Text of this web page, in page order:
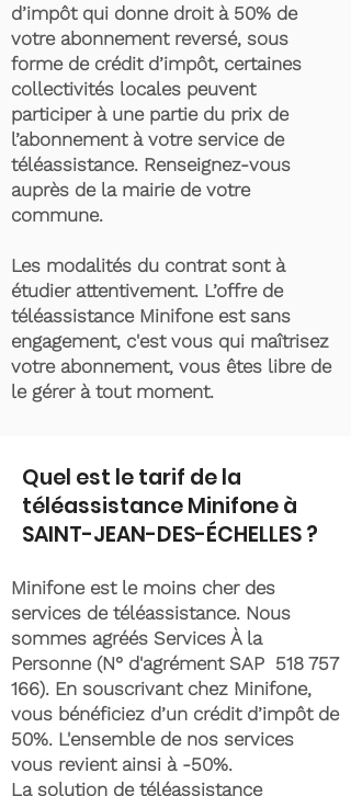
d’impôt qui donne droit à 50% de
votre abonnement reversé, sous
forme de crédit d’impôt, certaines
collectivités locales peuvent
participer à une partie du prix de
l’abonnement à votre service de
téléassistance. Renseignez-vous
auprès de la mairie de votre
commune.
Les modalités du contrat sont à
étudier attentivement. L’offre de
téléassistance Minifone est sans
engagement, c'est vous qui maîtrisez
votre abonnement, vous êtes libre de
le gérer à tout moment.
Quel est le tarif de la
téléassistance Minifone à
SAINT-JEAN-DES-ÉCHELLES ?
Minifone est le moins cher des
services de téléassistance. Nous
sommes agréés Services À la
Personne (N° d'agrément SAP 518 757
166). En souscrivant chez Minifone,
vous bénéficiez d’un crédit d’impôt de
50%. L'ensemble de nos services
vous revient ainsi à -50%.
La solution de téléassistance